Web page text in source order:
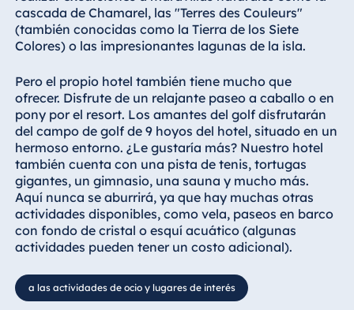
cascada de Chamarel, las "Terres des Couleurs"
(también conocidas como la Tierra de los Siete
Colores) o las impresionantes lagunas de la isla.
Pero el propio hotel también tiene mucho que
ofrecer. Disfrute de un relajante paseo a caballo o en
pony por el resort. Los amantes del golf disfrutarán
del campo de golf de 9 hoyos del hotel, situado en un
hermoso entorno. ¿Le gustaría más? Nuestro hotel
también cuenta con una pista de tenis, tortugas
gigantes, un gimnasio, una sauna y mucho más.
Aquí nunca se aburrirá, ya que hay muchas otras
actividades disponibles, como vela, paseos en barco
con fondo de cristal o esquí acuático (algunas
actividades pueden tener un costo adicional).
a las actividades de ocio y lugares de interés